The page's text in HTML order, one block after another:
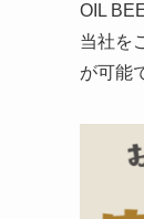
OIL
当社を
が可能